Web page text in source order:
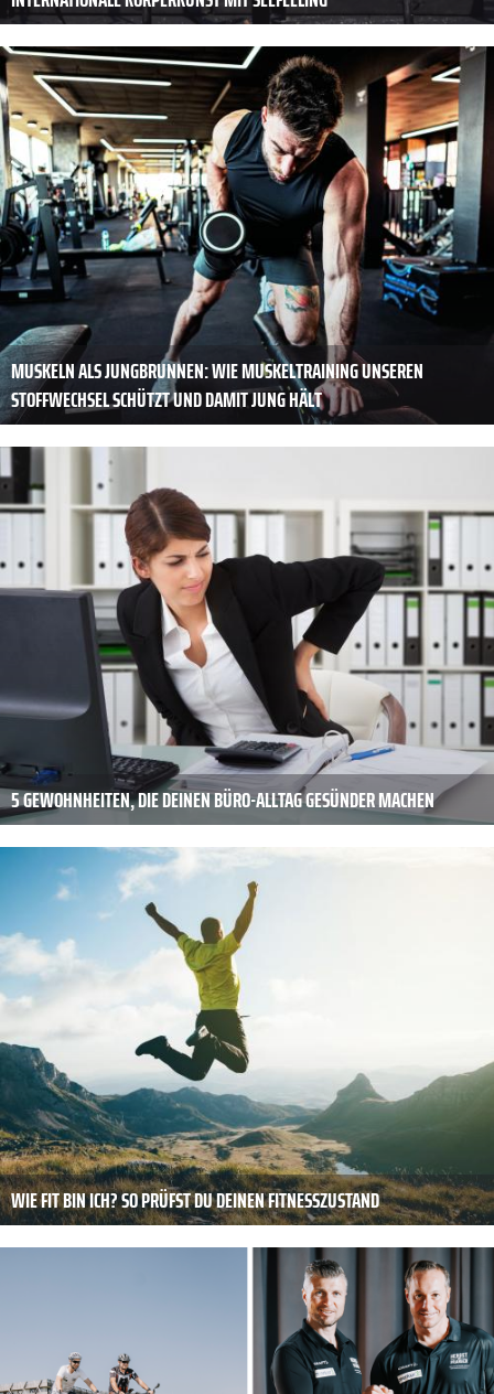
MUSKELN ALS JUNGBRUNNEN: WIE MUSKELTRAINING UNSEREN
STOFFWECHSEL SCHÜTZT UND DAMIT JUNG HÄLT
5 GEWOHNHEITEN, DIE DEINEN BÜRO-ALLTAG GESÜNDER MACHEN
WIE FIT BIN ICH? SO PRÜFST DU DEINEN FITNESSZUSTAND